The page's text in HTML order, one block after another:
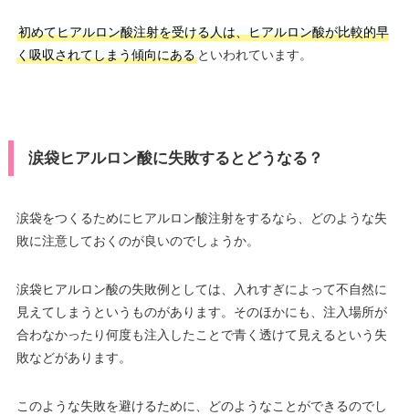
初めてヒアルロン酸注射を受ける人は、ヒアルロン酸が比較的早
く吸収されてしまう傾向にあるといわれています。
涙袋ヒアルロン酸に失敗するとどうなる？
涙袋をつくるためにヒアルロン酸注射をするなら、どのような失
敗に注意しておくのが良いのでしょうか。
涙袋ヒアルロン酸の失敗例としては、入れすぎによって不自然に
見えてしまうというものがあります。そのほかにも、注入場所が
合わなかったり何度も注入したことで青く透けて見えるという失
敗などがあります。
このような失敗を避けるために、どのようなことができるのでし